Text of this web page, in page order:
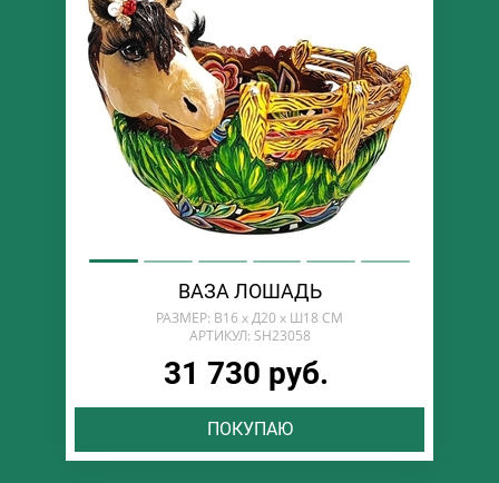
ВАЗА ЛОШАДЬ
РАЗМЕР: В16 х Д20 х Ш18 СМ
АРТИКУЛ: SH23058
31 730 руб.
ПОКУПАЮ